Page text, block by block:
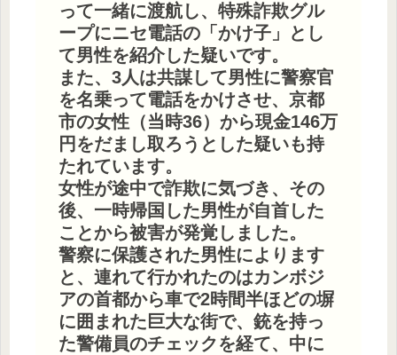
って一緒に渡航し、特殊詐欺グル
ープにニセ電話の「かけ子」とし
て男性を紹介した疑いです。
また、3人は共謀して男性に警察官
を名乗って電話をかけさせ、京都
市の女性（当時36）から現金146万
円をだまし取ろうとした疑いも持
たれています。
女性が途中で詐欺に気づき、その
後、一時帰国した男性が自首した
ことから被害が発覚しました。
警察に保護された男性によります
と、連れて行かれたのはカンボジ
アの首都から車で2時間半ほどの塀
に囲まれた巨大な街で、銃を持っ
た警備員のチェックを経て、中に